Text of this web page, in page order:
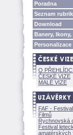
Poradna
Seznam rubrik
Download
Banery,
Personalizace
O
ČESKÉ VIZE
MALÉ VIZE
FAF -
Filmů
Rychnovská
Festival
amatérských